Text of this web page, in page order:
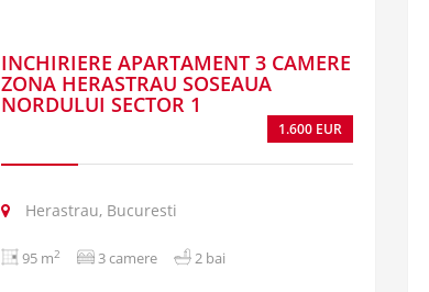
INCHIRIERE APARTAMENT 3 CAMERE
ZONA HERASTRAU SOSEAUA
NORDULUI SECTOR 1
1.600 EUR
Herastrau, Bucuresti
95 m2 3 camere 2 bai